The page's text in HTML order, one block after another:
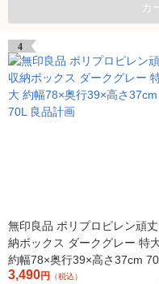
カ
4
無印良品 ポリプロピレン頑丈
納ボックス ダークグレー 特
約幅78×奥行39×高さ37cm 70L
良品計画
3,490円 （税込）